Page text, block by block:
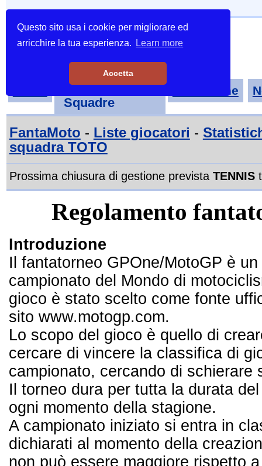
Questo sito usa i cookie per migliorare ed
arricchire la tua esperienza.
Learn more
Accetta
Tornei-
Squadre
Classifiche
FantaMoto - Liste giocatori -
squadra TOTO
Prossima chiusura di gestione prevista TENNIS
Regolamento
Introduzione
Il fantatorneo GPOne/MotoGP è
campionato del Mondo di
gioco è stato scelto come fonte
sito www.motogp.com.
Lo scopo del gioco è quello di
cercare di vincere la classifica di
campionato, cercando di schierare
Il torneo dura per tutta la durata
ogni momento della stagione.
A campionato iniziato si entra in
dichiarati al momento della
non può essere maggiore rispetto